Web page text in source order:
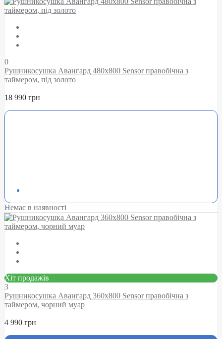
0
Рушникосушка Авангард 480х800 Sensor правобічна з
таймером, під золото
18 990 грн
Немає в наявності
Хіт продажів
3
Рушникосушка Авангард 360х800 Sensor правобічна з
таймером, чорний муар
4 990 грн